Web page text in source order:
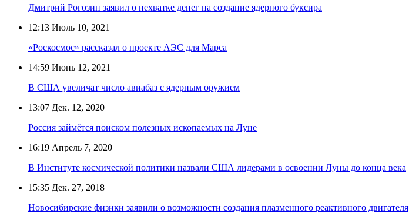
Дмитрий Рогозин заявил о нехватке денег на создание ядерного буксира
12:13 Июль 10, 2021
«Роскосмос» рассказал о проекте АЭС для Марса
14:59 Июнь 12, 2021
В США увеличат число авиабаз с ядерным оружием
13:07 Дек. 12, 2020
Россия займётся поиском полезных ископаемых на Луне
16:19 Апрель 7, 2020
В Институте космической политики назвали США лидерами в освоении Луны до конца века
15:35 Дек. 27, 2018
Новосибирские физики заявили о возможности создания плазменного реактивного двигателя